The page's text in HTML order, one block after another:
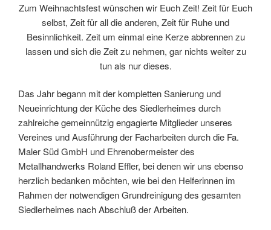
Zum Weihnachtsfest wünschen wir Euch Zeit! Zeit für Euch
selbst, Zeit für all die anderen, Zeit für Ruhe und
Besinnlichkeit. Zeit um einmal eine Kerze abbrennen zu
lassen und sich die Zeit zu nehmen, gar nichts weiter zu
tun als nur dieses.
Das Jahr begann mit der kompletten Sanierung und
Neueinrichtung der Küche des Siedlerheimes durch
zahlreiche gemeinnützig engagierte Mitglieder unseres
Vereines und Ausführung der Facharbeiten durch die Fa.
Maler Süd GmbH und Ehrenobermeister des
Metallhandwerks Roland Effler, bei denen wir uns ebenso
herzlich bedanken möchten, wie bei den Helferinnen im
Rahmen der notwendigen Grundreinigung des gesamten
Siedlerheimes nach Abschluß der Arbeiten.